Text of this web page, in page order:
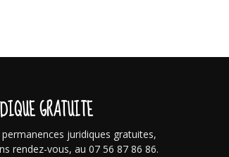
GRATUITE
juridiques gratuites,
rendez-vous, au 07 56 87 86 86.